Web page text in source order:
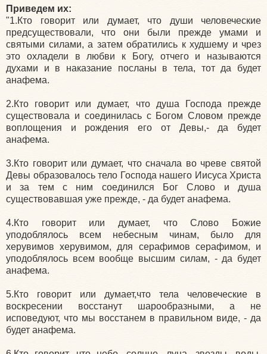
Приведем их:
"1.Кто говорит или думает, что души человеческие
предсуществовали, что они были прежде умами и
святыми силами, а затем обратились к худшему и чрез
это охладели в любви к Богу, отчего и называются
духами и в наказание посланы в тела, тот да будет
анафема.
2.Кто говорит или думает, что душа Господа прежде
существовала и соединилась с Богом Словом прежде
воплощения и рождения его от Девы,- да будет
анафема.
3.Кто говорит или думает, что сначала во чреве святой
Девы образовалось тело Господа нашего Иисуса Христа
и за тем с ним соединился Бог Слово и душа
существовавшая уже прежде, - да будет анафема.
4.Кто говорит или думает, что Слово Божие
уподоблялось всем небесным чинам, было для
херувимов херувимом, для серафимов серафимом, и
уподоблялось всем вообще высшим силам, - да будет
анафема.
5.Кто говорит или думает,что тела человеческие в
воскресении восстанут шарообразными, а не
исповедуют, что мы восстанем в правильном виде, - да
будет анафема.